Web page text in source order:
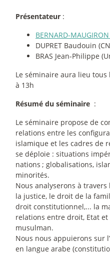
Présentateur :
BERNARD-
DUPRET Baudouin
BRAS Jean-Philippe
Le séminaire aura lieu tous
à 13h
Résumé du séminaire :
Le séminaire propose de
relations entre les
islamique et les cadres de
se déploie : situations
nations ; globalisations,
minorités.
Nous analyserons à
la justice, le droit de la
droit constitutionnel,... la
relations entre droit, Etat
musulman.
Nous nous appuierons sur
en langue arabe